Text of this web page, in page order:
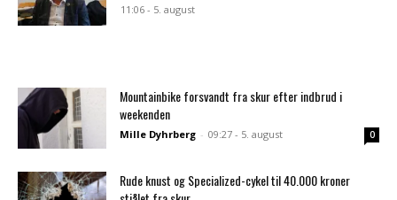
11:06 - 5. august
Mountainbike forsvandt fra skur efter indbrud i
weekenden
Mille Dyhrberg - 09:27 - 5. august 0
Rude knust og Specialized-cykel til 40.000 kroner